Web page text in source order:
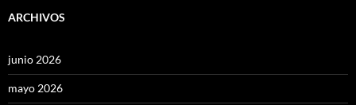
ARCHIVOS
junio 2026
mayo 2026